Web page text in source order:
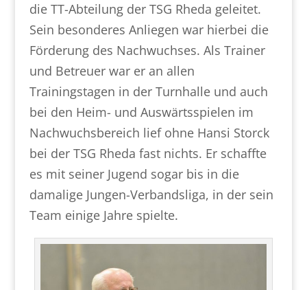
die TT-Abteilung der TSG Rheda geleitet.
Sein besonderes Anliegen war hierbei die
Förderung des Nachwuchses. Als Trainer
und Betreuer war er an allen
Trainingstagen in der Turnhalle und auch
bei den Heim- und Auswärtsspielen im
Nachwuchsbereich lief ohne Hansi Storck
bei der TSG Rheda fast nichts. Er schaffte
es mit seiner Jugend sogar bis in die
damalige Jungen-Verbandsliga, in der sein
Team einige Jahre spielte.